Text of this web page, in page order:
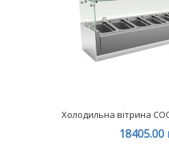
Холодильна вітрина
18405.00